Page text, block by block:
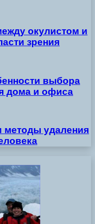
окулистом и
зрения
выбора
дома и офиса
методы удаления